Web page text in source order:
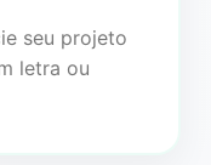
seu projeto
letra ou